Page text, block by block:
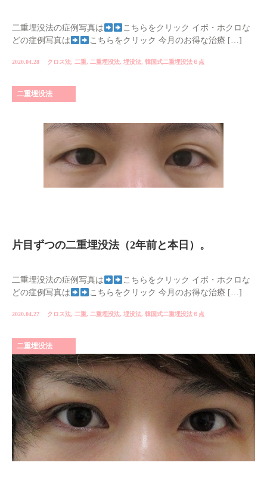
二重埋没法の症例写真は
こちらをクリック イボ・ホクロな
どの症例写真は
こちらをクリック 今月のお得な治療 […]
2020.04.28 クロス法, 二重, 二重埋没法, 埋没法, 韓国式二重埋没法６点
二重埋没法
片目ずつの二重埋没法（2年前と本日）。
二重埋没法の症例写真は
こちらをクリック イボ・ホクロな
どの症例写真は
こちらをクリック 今月のお得な治療 […]
2020.04.27 クロス法, 二重, 二重埋没法, 埋没法, 韓国式二重埋没法６点
二重埋没法